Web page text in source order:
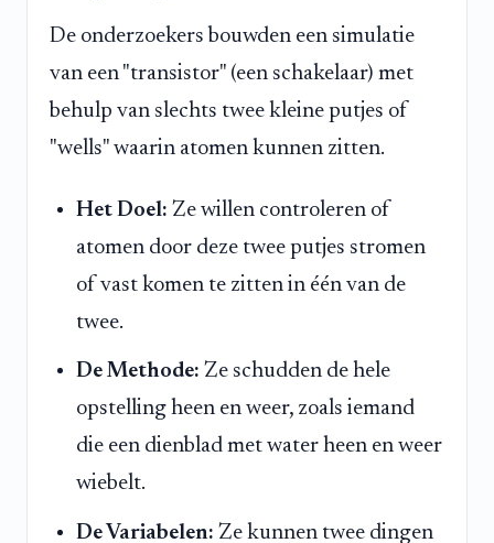
De onderzoekers bouwden een simulatie
van een "transistor" (een schakelaar) met
behulp van slechts twee kleine putjes of
"wells" waarin atomen kunnen zitten.
Het Doel: Ze willen controleren of
atomen door deze twee putjes stromen
of vast komen te zitten in één van de
twee.
De Methode: Ze schudden de hele
opstelling heen en weer, zoals iemand
die een dienblad met water heen en weer
wiebelt.
De Variabelen: Ze kunnen twee dingen